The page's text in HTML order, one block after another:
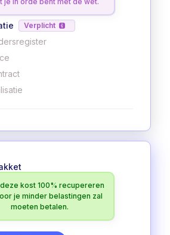
12 werkdagen
Verplicht
100% aftrekbaar
kost 100% recupereren
je minder belastingen zal
moeten betalen.